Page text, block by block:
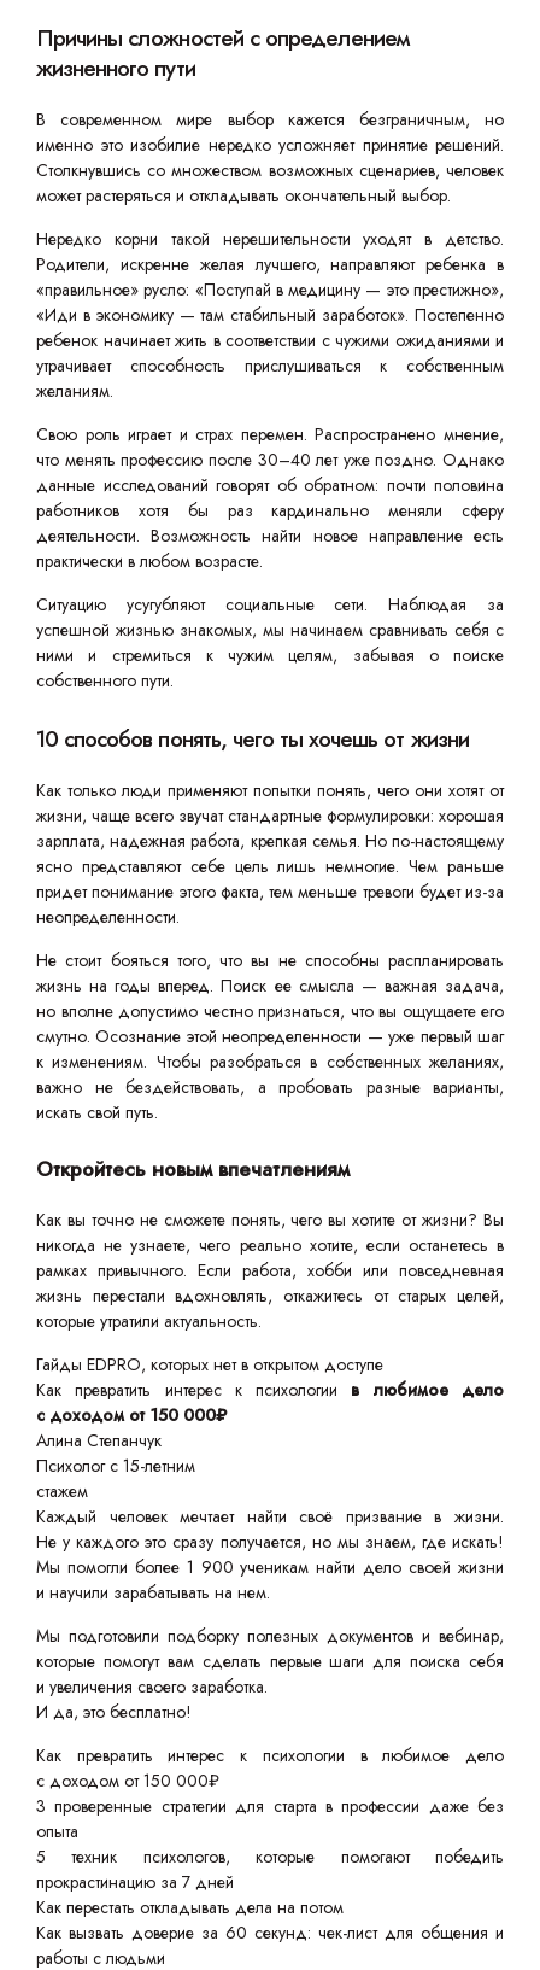
Причины сложностей с определением
жизненного пути
В современном мире выбор кажется безграничным, но
именно это изобилие нередко усложняет принятие решений.
Столкнувшись со множеством возможных сценариев, человек
может растеряться и откладывать окончательный выбор.
Нередко корни такой нерешительности уходят в детство.
Родители, искренне желая лучшего, направляют ребенка в
«правильное» русло: «Поступай в медицину — это престижно»,
«Иди в экономику — там стабильный заработок». Постепенно
ребенок начинает жить в соответствии с чужими ожиданиями и
утрачивает способность прислушиваться к собственным
желаниям.
Свою роль играет и страх перемен. Распространено мнение,
что менять профессию после 30–40 лет уже поздно. Однако
данные исследований говорят об обратном: почти половина
работников хотя бы раз кардинально меняли сферу
деятельности. Возможность найти новое направление есть
практически в любом возрасте.
Ситуацию усугубляют социальные сети. Наблюдая за
успешной жизнью знакомых, мы начинаем сравнивать себя с
ними и стремиться к чужим целям, забывая о поиске
собственного пути.
10 способов понять, чего ты хочешь от жизни
Как только люди применяют попытки понять, чего они хотят от
жизни, чаще всего звучат стандартные формулировки: хорошая
зарплата, надежная работа, крепкая семья. Но по-настоящему
ясно представляют себе цель лишь немногие. Чем раньше
придет понимание этого факта, тем меньше тревоги будет из-за
неопределенности.
Не стоит бояться того, что вы не способны распланировать
жизнь на годы вперед. Поиск ее смысла — важная задача,
но вполне допустимо честно признаться, что вы ощущаете его
смутно. Осознание этой неопределенности — уже первый шаг
к изменениям. Чтобы разобраться в собственных желаниях,
важно не бездействовать, а пробовать разные варианты,
искать свой путь.
Откройтесь новым впечатлениям
Как вы точно не сможете понять, чего вы хотите от жизни? Вы
никогда не узнаете, чего реально хотите, если останетесь в
рамках привычного. Если работа, хобби или повседневная
жизнь перестали вдохновлять, откажитесь от старых целей,
которые утратили актуальность.
Гайды EDPRO, которых нет в открытом доступе
Как превратить интерес к психологии в любимое дело
с доходом от 150 000₽
Алина Степанчук
Психолог с 15-летним
стажем
Каждый человек мечтает найти своё призвание в жизни.
Не у каждого это сразу получается, но мы знаем, где искать!
Мы помогли более 1 900 ученикам найти дело своей жизни
и научили зарабатывать на нем.
Мы подготовили подборку полезных документов и вебинар,
которые помогут вам сделать первые шаги для поиска себя
и увеличения своего заработка.
И да, это бесплатно!
Как превратить интерес к психологии в любимое дело
с доходом от 150 000₽
3 проверенные стратегии для старта в профессии даже без
опыта
5 техник психологов, которые помогают победить
прокрастинацию за 7 дней
Как перестать откладывать дела на потом
Как вызвать доверие за 60 секунд: чек-лист для общения и
работы с людьми